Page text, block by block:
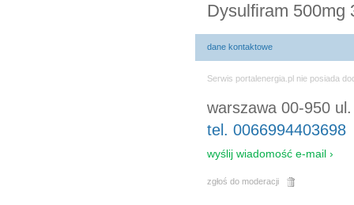
Dysulfiram 500mg
dane kontaktowe
Serwis portalenergia.pl nie posiada
warszawa 00-950
tel. 0066994403698
wyślij wiadomość e-mail ›
zgłoś do moderacji